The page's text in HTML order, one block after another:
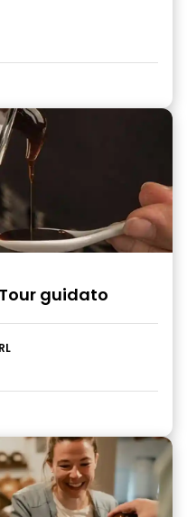
guidato